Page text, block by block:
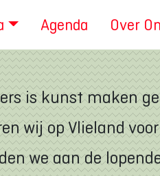
Agenda Over
is kunst maken
wij op Vlieland
we aan de